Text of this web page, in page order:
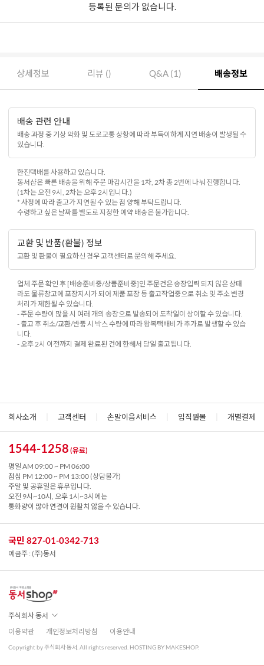
등록된 문의가 없습니다.
상세정보 리뷰 () Q&A (1) 배송정보
배송 관련 안내
배송 과정 중 기상 악화 및 도로교통 상황에 따라 부득이하게 지연 배송이 발생될 수
있습니다.
한진택배를 사용하고 있습니다.
동서샵은 빠른 배송을 위해 주문 마감시간을 1차, 2차 총 2번에 나눠 진행합니다.
(1차는 오전 9시, 2차는 오후 2시입니다.)
* 사정에 따라 출고가 지연될 수 있는 점 양해 부탁드립니다.
수령하고 싶은 날짜를 별도로 지정한 예약 배송은 불가합니다.
교환 및 반품(환불) 정보
교환 및 환불이 필요하신 경우 고객센터로 문의해 주세요.
업체 주문 확인 후 [배송준비중/상품준비중]인 주문건은 송장입력 되지 않은 상태
라도 물류창고에 포장지시가 되어 제품 포장 등 출고작업중으로 취소 및 주소 변경
처리가 제한될 수 있습니다.
- 주문 수량이 많을 시 여러 개의 송장으로 발송되어 도착일이 상이할 수 있습니다.
- 출고 후 취소/교환/반품 시 박스 수량에 따라 왕복택배비가 추가로 발생할 수 있습
니다.
- 오후 2시 이전까지 결제 완료된 건에 한해서 당일 출고됩니다.
회사소개 고객센터 손말이음서비스 임직원몰 개별결제
1544-1258 (유료)
평일 AM 09:00 ~ PM 06:00
점심 PM 12:00 ~ PM 13:00 (상담불가)
주말 및 공휴일은 휴무입니다.
오전 9시~10시, 오후 1시~3시에는
통화량이 많아 연결이 원활치 않을 수 있습니다.
국민 827-01-0342-713
예금주 : (주)동서
주식회사 동서
이용약관
개인정보처리방침 이용안내
Copyright by 주식회사 동서. All rights reserved. HOSTING BY MAKESHOP.